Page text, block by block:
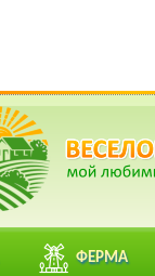
ФЕРМА